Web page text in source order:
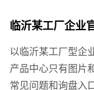
临沂某工厂企业
以临沂某工厂型企
产品中心只有图片
常见问题和询盘入